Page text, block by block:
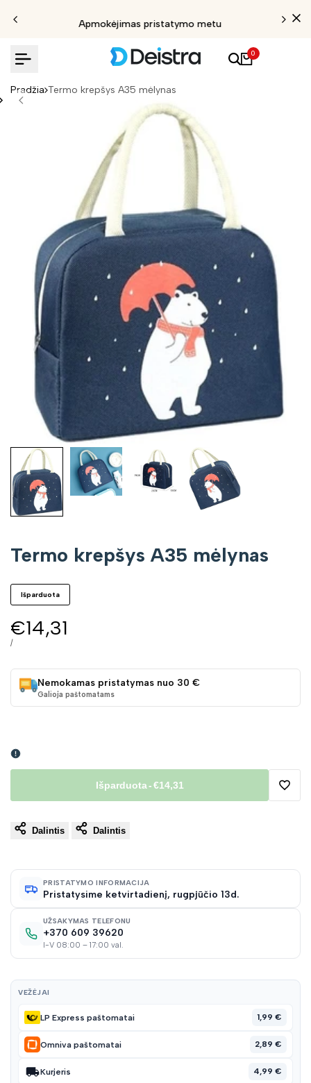
Apmokėjimas pristatymo metu
0
Pradžia Termo krepšys A35 mėlynas
Termo krepšys A35 mėlynas
Išparduota
Pardavimo
kaina
€14,31
VIENETO
/
Nemokamas pristatymas nuo 30 €
Galioja paštomatams
Išparduota-€14,31
Dalintis Dalintis
PRISTATYMO INFORMACIJA
Pristatysime ketvirtadienį, rugpjūčio 13d.
UŽSAKYMAS TELEFONU
+370 609 39620
I-V 08:00 – 17:00 val.
VEŽĖJAI
LP Express paštomatai 1,99 €
Omniva paštomatai 2,89 €
Kurjeris 4,99 €